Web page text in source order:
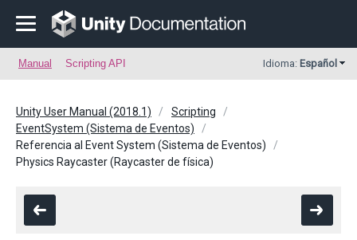
Manual Scripting API Idioma: Español
Unity User Manual (2018.1)
Scripting
EventSystem (Sistema de Eventos)
Referencia al Event System (Sistema de Eventos)
Physics Raycaster (Raycaster de física)